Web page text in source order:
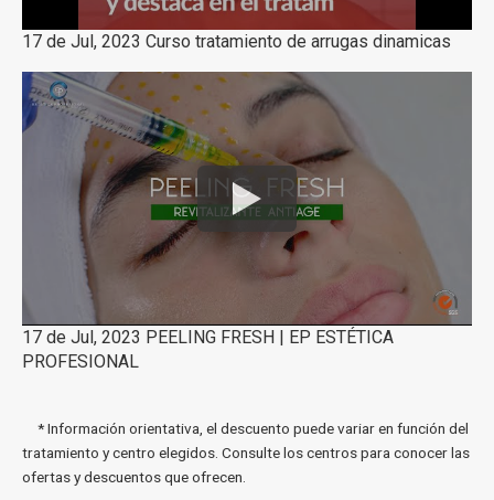
17 de Jul, 2023 Curso tratamiento de arrugas dinamicas
17 de Jul, 2023 PEELING FRESH | EP ESTÉTICA
PROFESIONAL
* Información orientativa, el descuento puede variar en función del
tratamiento y centro elegidos. Consulte los centros para conocer las
ofertas y descuentos que ofrecen.